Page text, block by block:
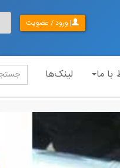
| ورود / عضویت
با ما لینک‌ها